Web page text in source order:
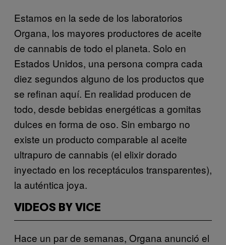
Estamos en la sede de los laboratorios
Organa, los mayores productores de aceite
de cannabis de todo el planeta. Solo en
Estados Unidos, una persona compra cada
diez segundos alguno de los productos que
se refinan aquí. En realidad producen de
todo, desde bebidas energéticas a gomitas
dulces en forma de oso. Sin embargo no
existe un producto comparable al aceite
ultrapuro de cannabis (el elixir dorado
inyectado en los receptáculos transparentes),
la auténtica joya.
VIDEOS BY VICE
Hace un par de semanas, Organa anunció el